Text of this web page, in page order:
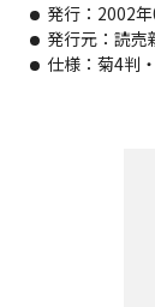
発行：2002
発行元：読売
仕様：菊4判